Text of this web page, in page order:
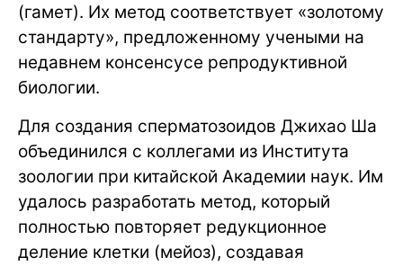
(гамет). Их метод соответствует «золотому
стандарту», предложенному учеными на
недавнем консенсусе репродуктивной
биологии.
Для создания сперматозоидов Джихао Ша
объединился с коллегами из Института
зоологии при китайской Академии наук. Им
удалось разработать метод, который
полностью повторяет редукционное
деление клетки (мейоз), создавая